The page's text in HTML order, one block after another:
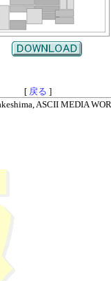
[ 戻る ]
ASCII MEDIA